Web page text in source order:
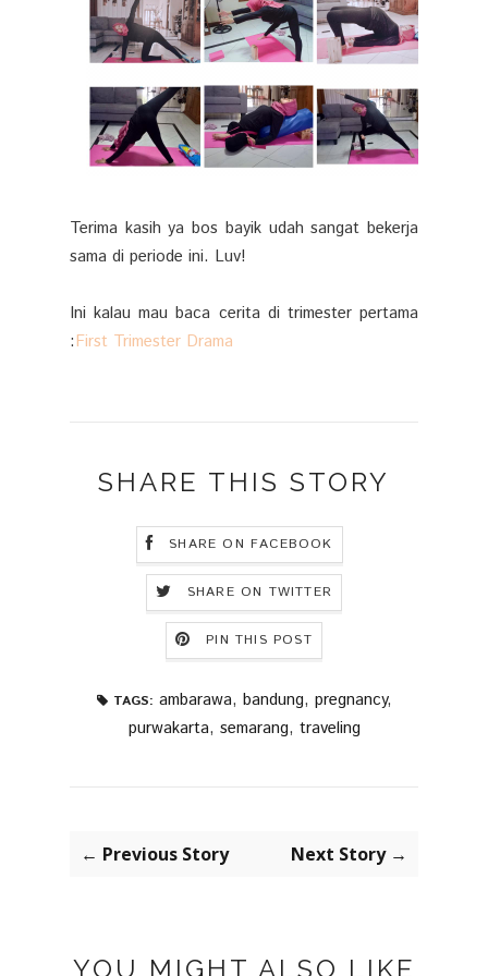
Terima kasih ya bos bayik udah sangat bekerja
sama di periode ini. Luv!
Ini kalau mau baca cerita di trimester pertama
:First Trimester Drama
SHARE THIS STORY
SHARE ON FACEBOOK
SHARE ON TWITTER
PIN THIS POST
TAGS: ambarawa, bandung, pregnancy,
purwakarta, semarang, traveling
← Previous Story Next Story →
YOU MIGHT ALSO LIKE